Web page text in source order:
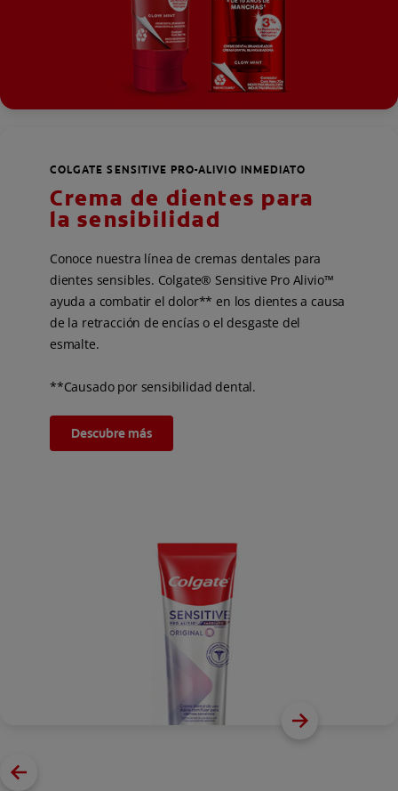
COLGATE SENSITIVE PRO-ALIVIO INMEDIATO
Crema de dientes para
la sensibilidad
Conoce nuestra línea de cremas dentales para
dientes sensibles. Colgate® Sensitive Pro Alivio™
ayuda a combatir el dolor** en los dientes a causa
de la retracción de encías o el desgaste del
esmalte.
**Causado por sensibilidad dental.
Descubre más